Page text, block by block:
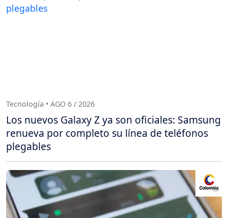
Tecnología • AGO 6 / 2026
Los nuevos Galaxy Z ya son oficiales: Samsung
renueva por completo su línea de teléfonos
plegables